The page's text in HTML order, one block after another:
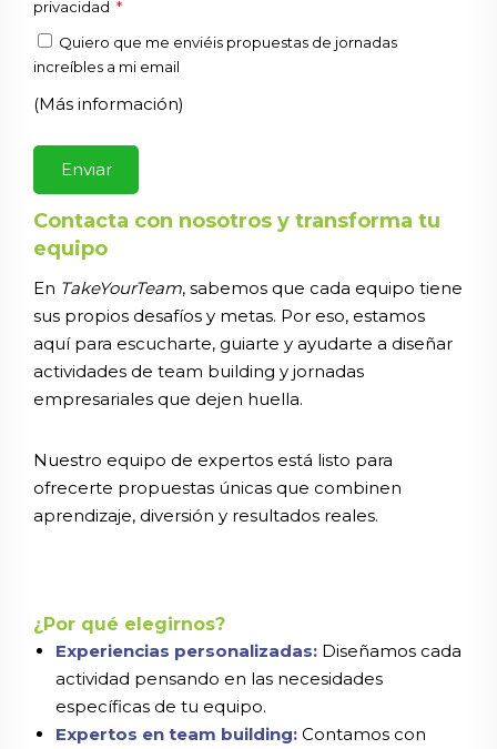
privacidad *
Quiero que me enviéis propuestas de jornadas
increíbles a mi email
(Más información)
Contacta con nosotros y transforma tu
equipo
En TakeYourTeam, sabemos que cada equipo tiene
sus propios desafíos y metas. Por eso, estamos
aquí para escucharte, guiarte y ayudarte a diseñar
actividades de team building y jornadas
empresariales que dejen huella.
Nuestro equipo de expertos está listo para
ofrecerte propuestas únicas que combinen
aprendizaje, diversión y resultados reales.
¿Por qué elegirnos?
Experiencias personalizadas: Diseñamos cada
actividad pensando en las necesidades
específicas de tu equipo.
Expertos en team building: Contamos con